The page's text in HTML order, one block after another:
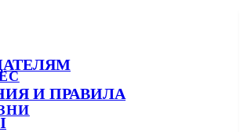
И ПРАВИЛА